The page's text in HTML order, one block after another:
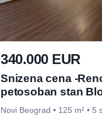
340.000 EUR
Snizena cena -
petosoban stan
Novi Beograd • 125 m² • 5